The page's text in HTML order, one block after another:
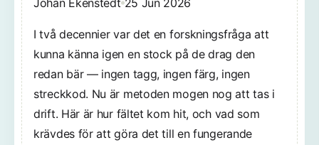
I två decennier var det en forskningsfråga att
kunna känna igen en stock på de drag den
redan bär — ingen tagg, ingen färg, ingen
streckkod. Nu är metoden mogen nog att tas i
drift. Här är hur fältet kom hit, och vad som
krävdes för att göra det till en fungerande